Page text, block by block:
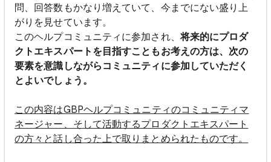
問、回答数もかなり増えていて、今までにない盛り上
がりを見せています。
このヘルプコミュニティに参加され、将来的にプロダ
クトエキスパートを目指すこともお考えの方は、次の
要素を意識しながらコミュニティに参加していただく
とよいでしょう。
この内容はGBPヘルプコミュニティのコミュニティマ
ネージャー、そして活動するプロダクトエキスパート
の方々と話し合った上で取りまとめられたものです。